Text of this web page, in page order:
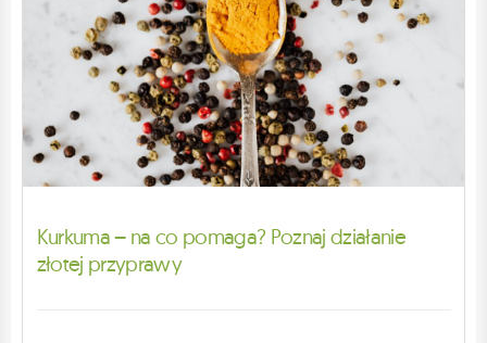
Kurkuma – na co pomaga? Poznaj działanie
złotej przyprawy